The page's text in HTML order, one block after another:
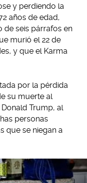
y perdiendo la
años de edad,
de seis párrafos en
murió el 22 de
y que el Karma
por la pérdida
su muerte al
Trump, al
personas
que se niegan a